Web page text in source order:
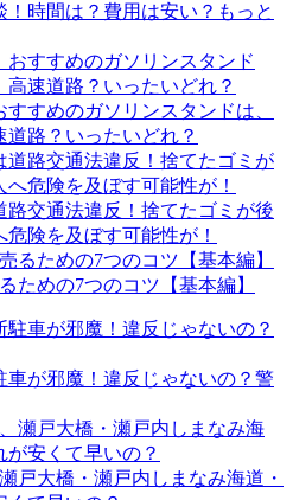
時間は？費用は安い？もっと
すめのガソリンスタンドは、
路？いったいどれ？
路交通法違反！捨てたゴミが後
険を及ぼす可能性が！
ための7つのコツ【基本編】
車が邪魔！違反じゃないの？警
戸大橋・瀬戸内しまなみ海道・